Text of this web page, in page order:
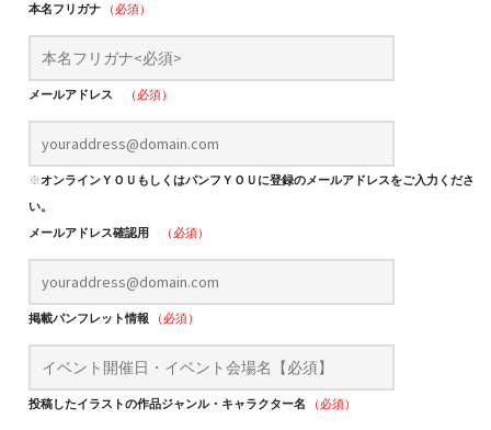
本名フリガナ （必須）
メールアドレス （必須）
※オンラインＹＯＵもしくはパンフＹＯＵに登録のメールアドレスをご入力くださ
い。
メールアドレス確認用
（必須）
掲載パンフレット情報 （必須）
投稿したイラストの作品ジャンル・キャラクター名 （必須）